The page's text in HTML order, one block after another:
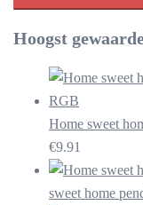
Hoogst
Home sweet
€9.91
sweet home